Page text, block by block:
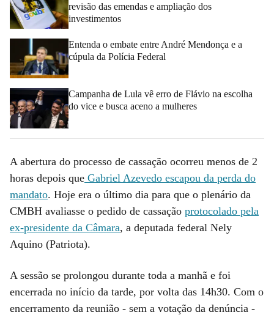
revisão das emendas e ampliação dos
investimentos
Entenda o embate entre André Mendonça e a
cúpula da Polícia Federal
Campanha de Lula vê erro de Flávio na escolha
do vice e busca aceno a mulheres
A abertura do processo de cassação ocorreu menos de 2
horas depois que Gabriel Azevedo escapou da perda do
mandato. Hoje era o último dia para que o plenário da
CMBH avaliasse o pedido de cassação protocolado pela
ex-presidente da Câmara, a deputada federal Nely
Aquino (Patriota).
A sessão se prolongou durante toda a manhã e foi
encerrada no início da tarde, por volta das 14h30. Com o
encerramento da reunião - sem a votação da denúncia -